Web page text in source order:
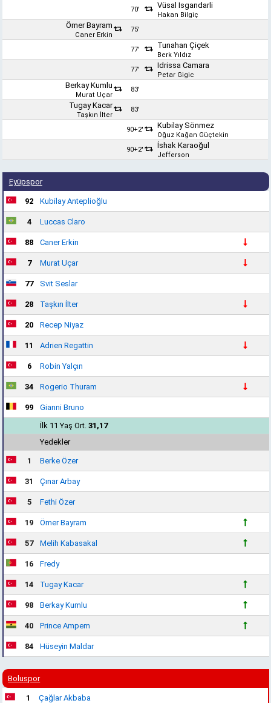
70' Vüsal Isgandarli
Hakan Bilgiç
Ömer Bayram
Caner Erkin
75'
77' Tunahan Çiçek
Berk Yıldız
77'
Idrissa Camara
Petar Gigic
Berkay Kumlu
Murat Uçar
83'
Tugay Kacar
Taşkın İlter
83'
90+2' Kubilay Sönmez
Oğuz Kağan Güçtekin
90+2'
İshak Karaoğul
Jefferson
Eyüpspor
92 Kubilay Anteplioğlu
4 Luccas Claro
88 Caner Erkin
7 Murat Uçar
77 Svit Seslar
28 Taşkın İlter
20 Recep Niyaz
11 Adrien Regattin
6 Robin Yalçın
34 Rogerio Thuram
99
Gianni Bruno
İlk 11 Yaş Ort. 31,17
Yedekler
1 Berke Özer
31 Çınar Arbay
5 Fethi Özer
19 Ömer Bayram
57 Melih Kabasakal
16 Fredy
14 Tugay Kacar
98 Berkay Kumlu
40 Prince Ampem
84 Hüseyin Maldar
Boluspor
1 Çağlar Akbaba